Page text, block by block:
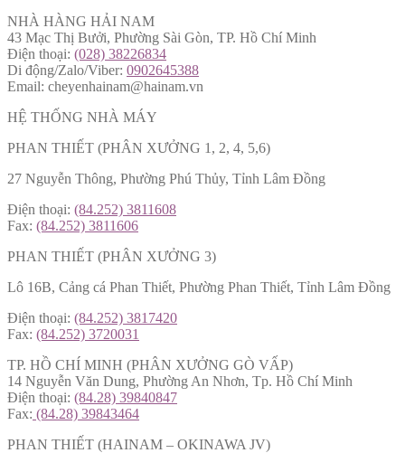
NHÀ HÀNG HẢI NAM
43 Mạc Thị Bưởi, Phường Sài Gòn, TP. Hồ Chí Minh
Điện thoại: (028) 38226834
Di động/Zalo/Viber: 0902645388
Email: cheyenhainam@hainam.vn
HỆ THỐNG NHÀ MÁY
PHAN THIẾT (PHÂN XƯỞNG 1, 2, 4, 5,6)
27 Nguyễn Thông, Phường Phú Thủy, Tỉnh Lâm Đồng
Điện thoại: (84.252) 3811608
Fax: (84.252) 3811606
PHAN THIẾT (PHÂN XƯỞNG 3)
Lô 16B, Cảng cá Phan Thiết, Phường Phan Thiết, Tỉnh Lâm Đồng
Điện thoại: (84.252) 3817420
Fax: (84.252) 3720031
TP. HỒ CHÍ MINH (PHÂN XƯỞNG GÒ VẤP)
14 Nguyễn Văn Dung, Phường An Nhơn, Tp. Hồ Chí Minh
Điện thoại: (84.28) 39840847
Fax: (84.28) 39843464
PHAN THIẾT (HAINAM – OKINAWA JV)